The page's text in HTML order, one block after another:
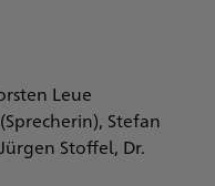
Leue
Stefan
Stoffel, Dr.